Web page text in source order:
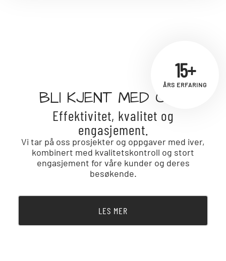
15+
ÅRS ERFARING
BLI KJENT MED OSS!
Effektivitet, kvalitet og
engasjement.
Vi tar på oss prosjekter og oppgaver med iver,
kombinert med kvalitetskontroll og stort
engasjement for våre kunder og deres
besøkende.
LES MER